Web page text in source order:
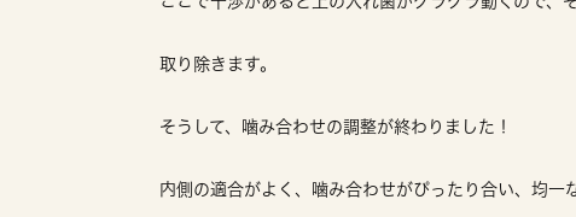
取り除きます。
そうして、噛み合わせの調整が終わりました！
内側の適合がよく、噛み合わせがぴったり合い、均